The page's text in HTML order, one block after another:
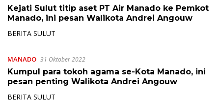
Kejati Sulut titip aset PT Air Manado ke Pemkot
Manado, ini pesan Walikota Andrei Angouw
BERITA SULUT
MANADO 31 Oktober 2022
Kumpul para tokoh agama se-Kota Manado, ini
pesan penting Walikota Andrei Angouw
BERITA SULUT